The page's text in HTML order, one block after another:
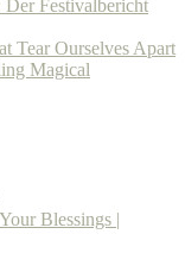
Festivalbericht
Tear Ourselves Apart
Magical
Blessings |